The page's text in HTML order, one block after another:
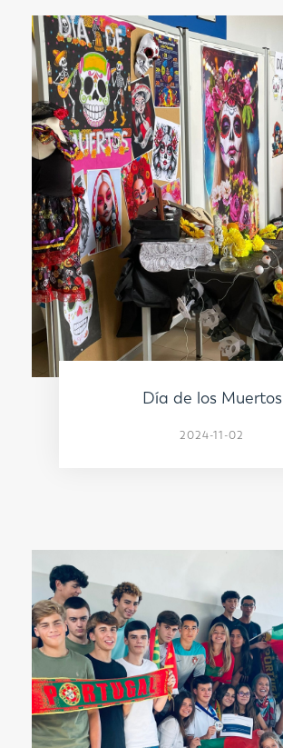
Día de los Muertos
2024-11-02